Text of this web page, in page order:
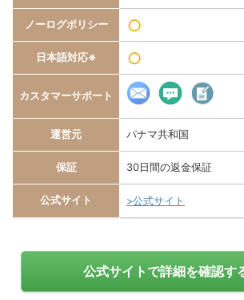
ノーログポリシー ○
日本語対応※ ○
カスタマーサポート
運営元 パナマ共和国
保証 30日間の返金保証
公式サイト >公式サイト
公式サイトで詳細を確認す